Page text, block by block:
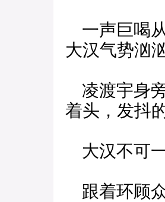
一声巨喝
大汉气势汹
凌渡宇身
着头，发抖
大汉不可
跟着环顾